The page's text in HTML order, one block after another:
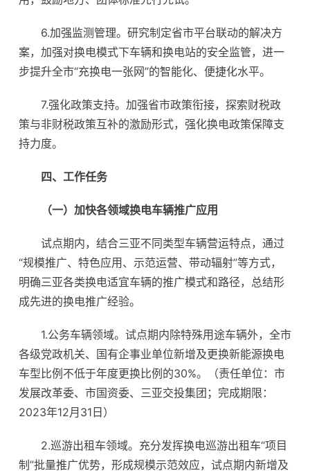
6.加强监测管理。研究制定省市平台联动的解决方
案，加强对换电模式下车辆和换电站的安全监管，进一
步提升全市“充换电一张网”的智能化、便捷化水平。
7.强化政策支持。加强省市政策衔接，探索财税政
策与非财税政策互补的激励形式，强化换电政策保障支
持力度。
四、工作任务
（一）加快各领域换电车辆推广应用
试点期内，结合三亚不同类型车辆营运特点，通过
“规模推广、特色应用、示范运营、带动辐射”等方式，
明确三亚各类换电适宜车辆的推广模式和路径，总结形
成先进的换电推广经验。
1.公务车辆领域。试点期内除特殊用途车辆外，全市
各级党政机关、国有企事业单位新增及更换新能源换电
车型比例不低于年度更换比例的30%。（责任单位：市
发展改革委、市国资委、三亚交投集团；完成期限：
2023年12月31日）
2.巡游出租车领域。充分发挥换电巡游出租车“项目
制”批量推广优势，形成规模示范效应，试点期内新增及